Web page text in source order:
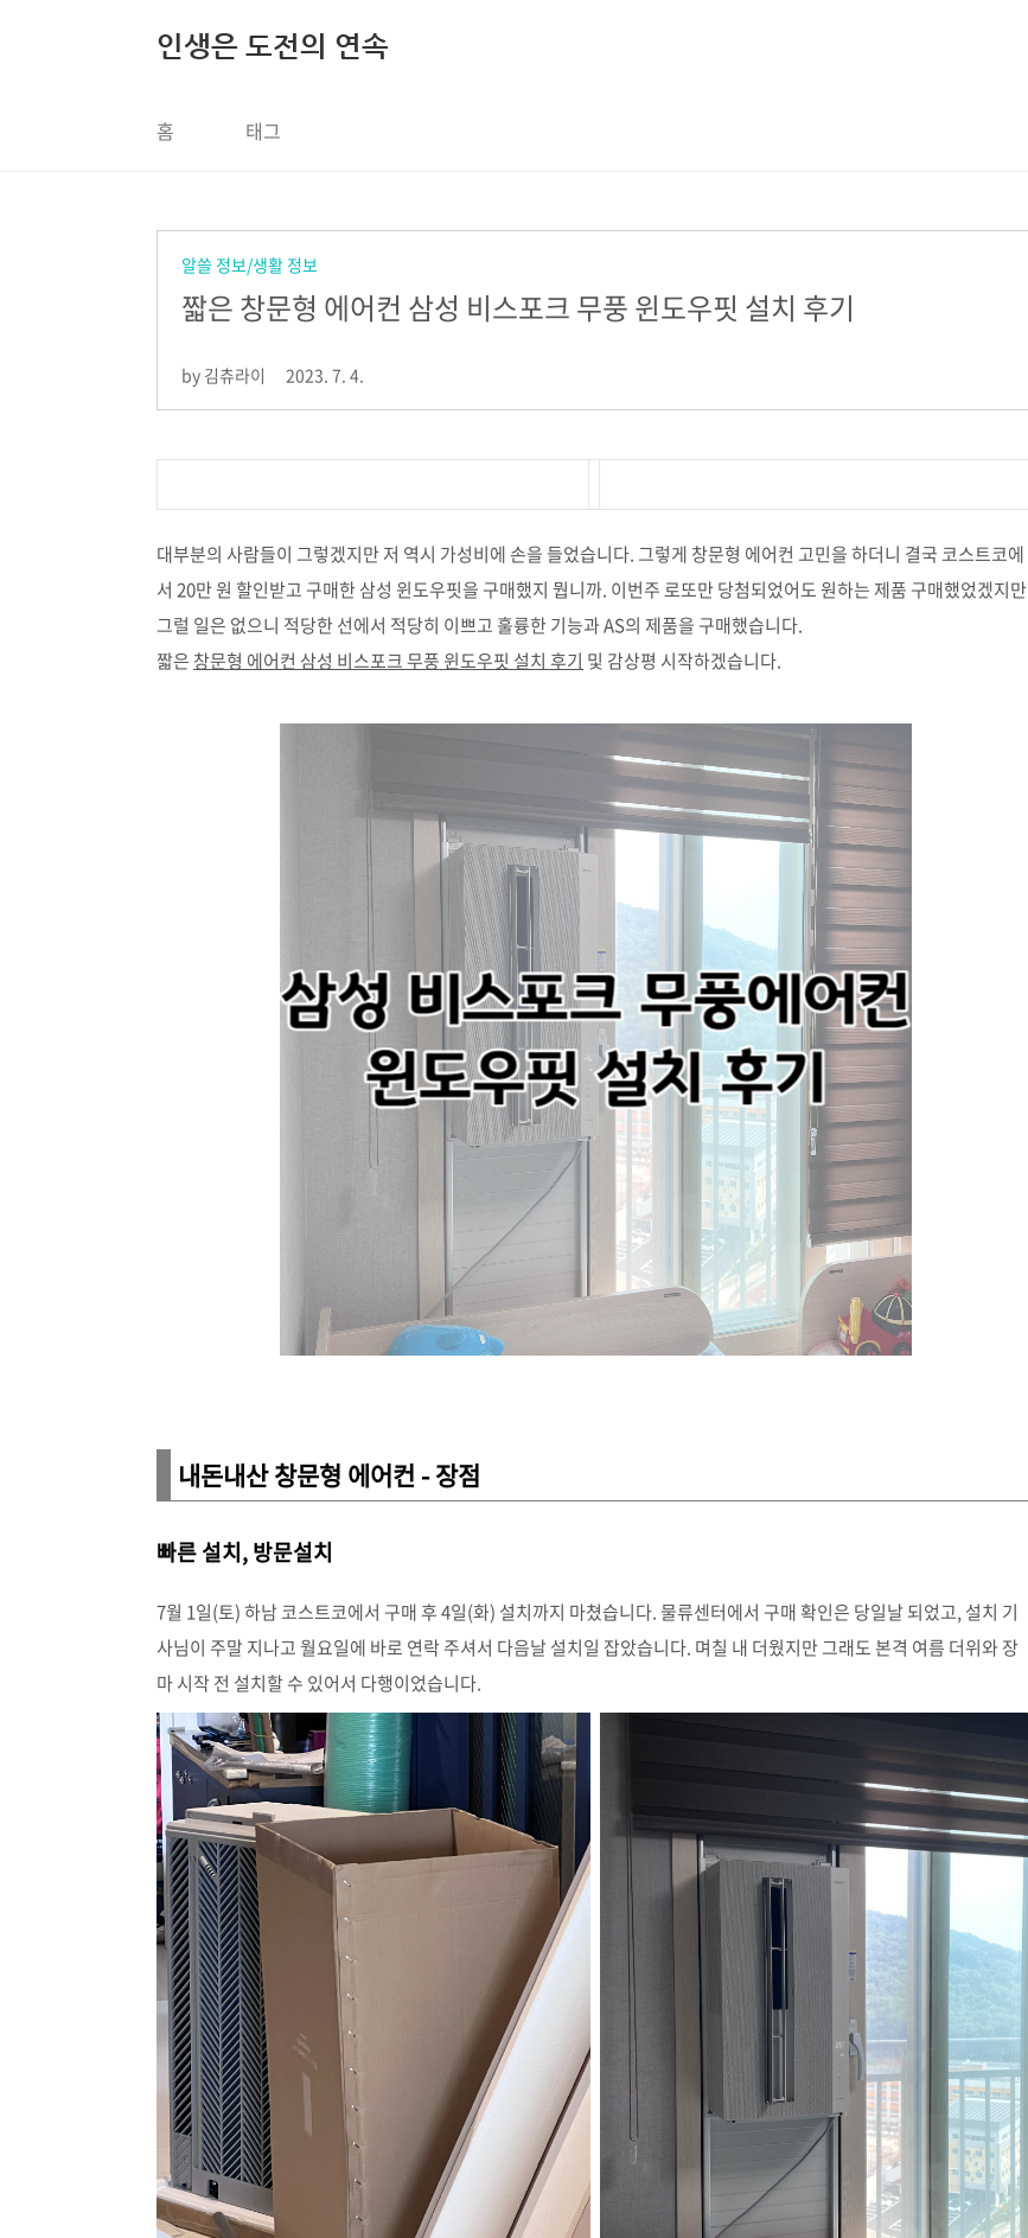
인생은 도전의 연속
홈 태그
알쓸 정보/생활 정보
짧은 창문형 에어컨 삼성 비스포크 무풍 윈도우핏 설치 후기
by 김츄라이 2023. 7. 4.
대부분의 사람들이 그렇겠지만 저 역시 가성비에 손을 들었습니다. 그렇게 창문형 에어컨 고민을 하더니 결국 코스트코에
서 20만 원 할인받고 구매한 삼성 윈도우핏을 구매했지 뭡니까. 이번주 로또만 당첨되었어도 원하는 제품 구매했었겠지만
그럴 일은 없으니 적당한 선에서 적당히 이쁘고 훌륭한 기능과 AS의 제품을 구매했습니다.
짧은 창문형 에어컨 삼성 비스포크 무풍 윈도우핏 설치 후기 및 감상평 시작하겠습니다.
내돈내산 창문형 에어컨 - 장점
빠른 설치, 방문설치
7월 1일(토) 하남 코스트코에서 구매 후 4일(화) 설치까지 마쳤습니다. 물류센터에서 구매 확인은 당일날 되었고, 설치 기
사님이 주말 지나고 월요일에 바로 연락 주셔서 다음날 설치일 잡았습니다. 며칠 내 더웠지만 그래도 본격 여름 더위와 장
마 시작 전 설치할 수 있어서 다행이었습니다.